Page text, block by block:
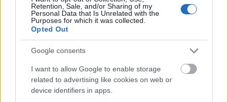
Retention, Sale, and/or Sharing of my
Personal Data that Is Unrelated with the
Purposes for which it was collected.
Opted Out
Google consents
I want to allow Google to enable storage
related to advertising like cookies on web or
device identifiers in apps.